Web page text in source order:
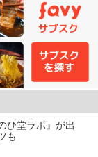
ひ堂ラボ』が出
も